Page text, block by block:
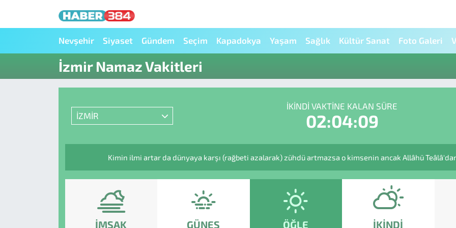
Nevşehir Siyaset Gündem Seçim Kapadokya Yaşam Sağlık Kültür Sanat Foto Galeri
İzmir Namaz Vakitleri
İZMİR
İKINDI VAKTINE KALAN SÜRE
02:04:09
Kimin ilmi artar da dünyaya karşı (rağbeti azalarak) zühdü artmazsa o kimsenin ancak Allâhü
İMSAK GÜNEŞ ÖĞLE İKINDI
Nöbetçi Eczaneler
Hava Durumu
Trafik Durumu
Süper Lig Puan Durumu ve Fikstür
Tüm Manşetler
Son Dakika Haberleri